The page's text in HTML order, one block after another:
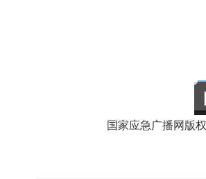
国家应急广播网版权